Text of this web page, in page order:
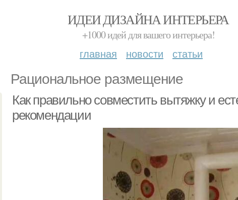
ИДЕИ ДИЗАЙНА ИНТЕРЬЕРА
+1000 идей для вашего интерьера!
главная новости статьи
Рациональное размещение
Как правильно совместить вытяжку и
рекомендации